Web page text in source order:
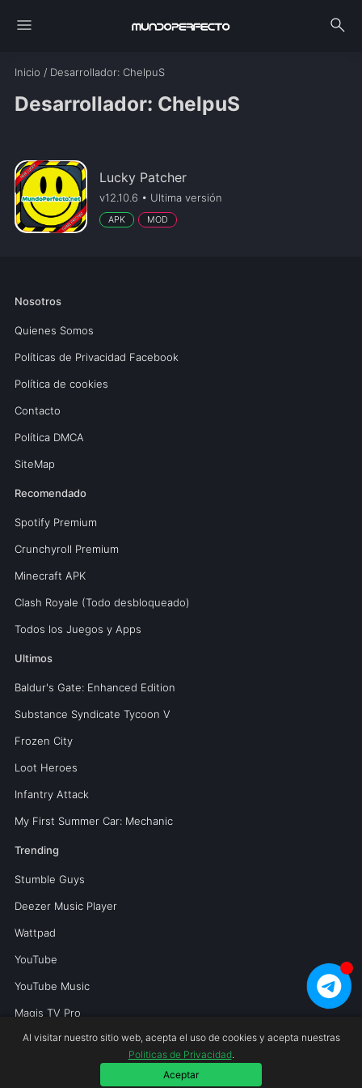
menu search
Inicio / Desarrollador: ChelpuS
Desarrollador: ChelpuS
Lucky Patcher
v12.10.6 • Ultima versión
APK MOD
Nosotros
Quienes Somos
Políticas de Privacidad Facebook
Política de cookies
Contacto
Política DMCA
SiteMap
Recomendado
Spotify Premium
Crunchyroll Premium
Minecraft APK
Clash Royale (Todo desbloqueado)
Todos los Juegos y Apps
Ultimos
Baldur's Gate: Enhanced Edition
Substance Syndicate Tycoon V
Frozen City
Loot Heroes
Infantry Attack
My First Summer Car: Mechanic
Trending
Stumble Guys
Deezer Music Player
Wattpad
YouTube
YouTube Music
Magis TV Pro
Copyright © 2026 Mundoperfecto.net.
Al visitar nuestro sitio web, acepta el uso de cookies y acepta nuestras
Politicas de Privacidad.
Aceptar